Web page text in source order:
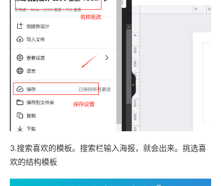
3.搜索喜欢的模板。搜索栏输入海报，就会出来。挑选喜
欢的结构模板